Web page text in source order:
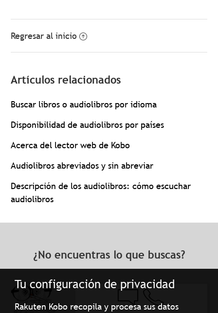
Tu configuración de privacidad
Rakuten Kobo recopila y procesa sus datos
Regresar al inicio
Artículos relacionados
Buscar libros o audiolibros por idioma
Disponibilidad de audiolibros por países
Acerca del lector web de Kobo
Audiolibros abreviados y sin abreviar
Descripción de los audiolibros: cómo escuchar
audiolibros
¿No encuentras lo que buscas?